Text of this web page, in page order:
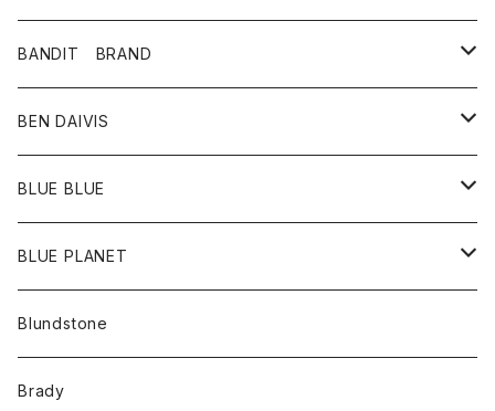
パンツ
靴
革ジャケット
アクセサリー
バッグ
ポーチ
BANDIT BRAND
トップス
Ｔシャツ
BEN DAIVIS
ポトム
パンツ
BLUE BLUE
アウター
カーディガン
コート
アクセサリー
バッグ
キッズ
BLUE PLANET
サングラス
Blundstone
Brady